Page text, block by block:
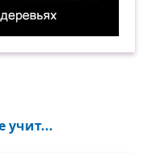
учит...